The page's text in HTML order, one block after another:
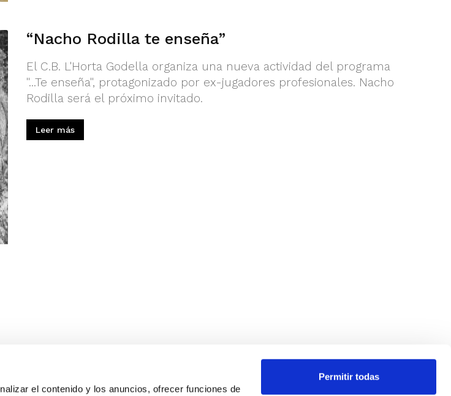
el contenido y los anuncios, ofrecer funciones de
Permitir todas
“Nacho Rodilla te enseña”
El C.B. L'Horta Godella organiza una nueva actividad del programa
"...Te enseña", protagonizado por ex-jugadores profesionales. Nacho
Rodilla será el próximo invitado.
Leer más